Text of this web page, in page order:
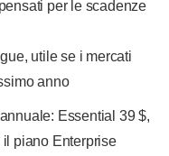
per le scadenze
utile se i mercati
anno
Essential 39 $,
piano Enterprise